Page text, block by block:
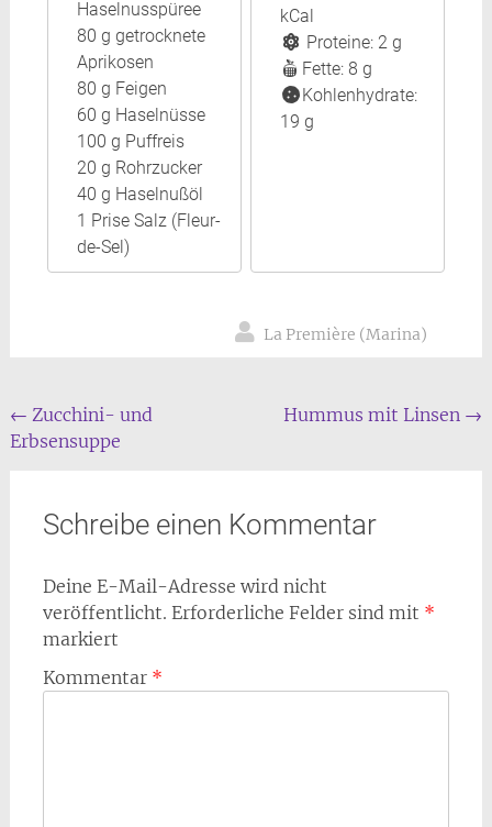
Haselnusspüree
80 g getrocknete
Aprikosen
80 g Feigen
60 g Haselnüsse
100 g Puffreis
20 g Rohrzucker
40 g Haselnußöl
1 Prise Salz (Fleur-
de-Sel)
kCal
Proteine: 2 g
Fette: 8 g
Kohlenhydrate:
19 g
La Première (Marina)
Beitrags
Navigation
← Zucchini- und
Erbsensuppe
Hummus mit Linsen →
Schreibe einen Kommentar
Deine E-Mail-Adresse wird nicht
veröffentlicht. Erforderliche Felder sind mit *
markiert
Kommentar *